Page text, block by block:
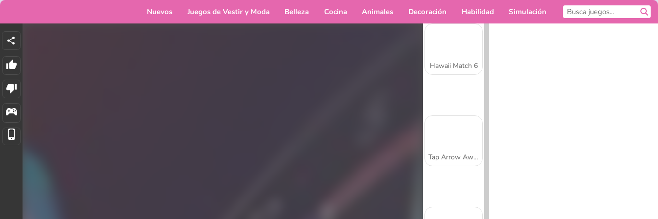
Nuevos Juegos de Vestir y Moda Belleza Cocina Animales Decoración Habilidad Simulación
Hawaii Match 6
Tap Arrow Away